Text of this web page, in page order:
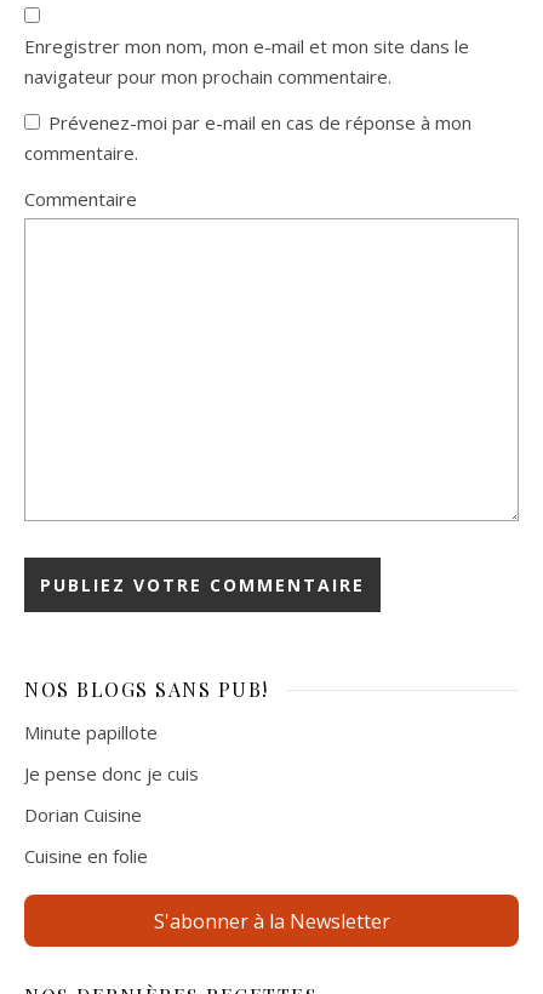
Enregistrer mon nom, mon e-mail et mon site dans le
navigateur pour mon prochain commentaire.
Prévenez-moi par e-mail en cas de réponse à mon
commentaire.
Commentaire
NOS BLOGS SANS PUB!
Minute papillote
Je pense donc je cuis
Dorian Cuisine
Cuisine en folie
S'abonner à la Newsletter